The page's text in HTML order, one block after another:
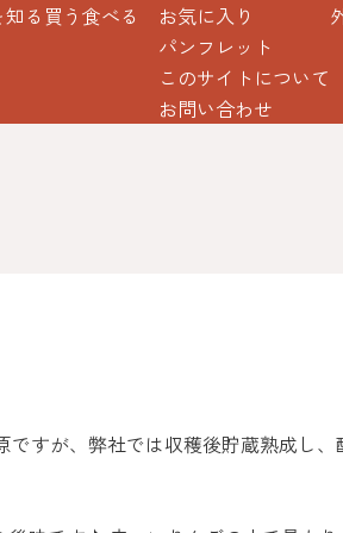
る 買う 食べる
お気に入り
パンフレット
このサイトについて
お問い合わせ
すが、弊社では収穫後貯蔵熟成し、